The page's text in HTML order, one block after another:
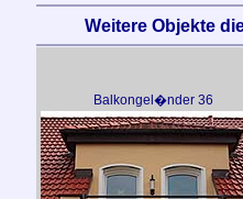
Weitere Objekte
Balkongel�nder 36